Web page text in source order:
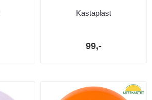
Kastaplast
99,-